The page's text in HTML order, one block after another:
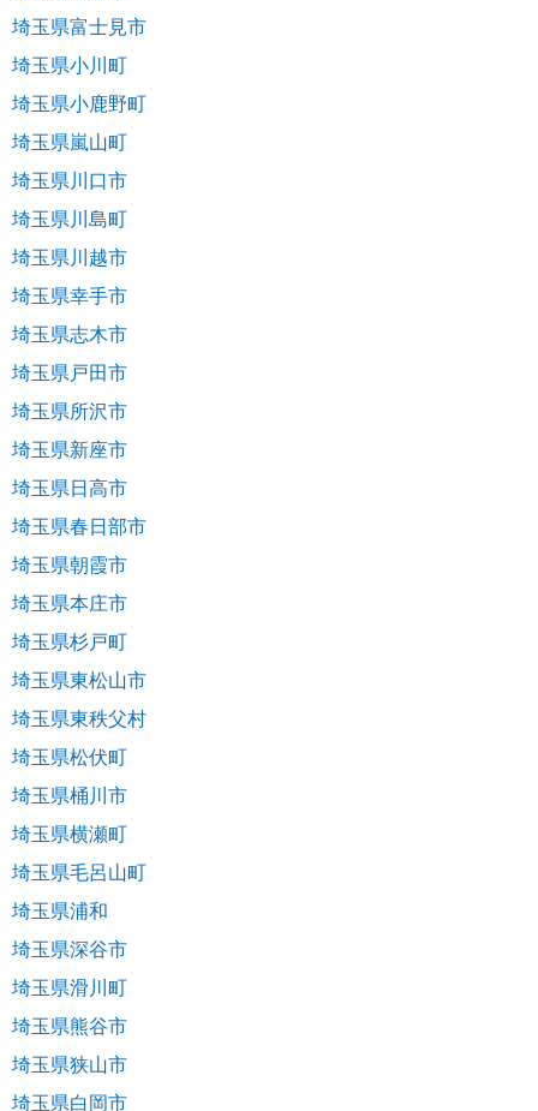
埼玉県富士見市
埼玉県小川町
埼玉県小鹿野町
埼玉県嵐山町
埼玉県川口市
埼玉県川島町
埼玉県川越市
埼玉県幸手市
埼玉県志木市
埼玉県戸田市
埼玉県所沢市
埼玉県新座市
埼玉県日高市
埼玉県春日部市
埼玉県朝霞市
埼玉県本庄市
埼玉県杉戸町
埼玉県東松山市
埼玉県東秩父村
埼玉県松伏町
埼玉県桶川市
埼玉県横瀬町
埼玉県毛呂山町
埼玉県浦和
埼玉県深谷市
埼玉県滑川町
埼玉県熊谷市
埼玉県狭山市
埼玉県白岡市